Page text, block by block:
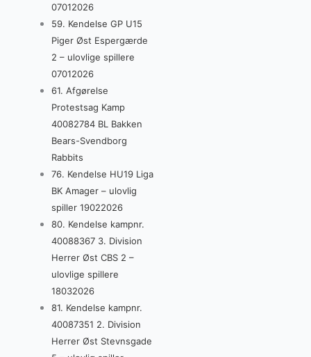
07012026
59. Kendelse GP U15
Piger Øst Espergærde
2 – ulovlige spillere
07012026
61. Afgørelse
Protestsag Kamp
40082784 BL Bakken
Bears-Svendborg
Rabbits
76. Kendelse HU19 Liga
BK Amager – ulovlig
spiller 19022026
80. Kendelse kampnr.
40088367 3. Division
Herrer Øst CBS 2 –
ulovlige spillere
18032026
81. Kendelse kampnr.
40087351 2. Division
Herrer Øst Stevnsgade